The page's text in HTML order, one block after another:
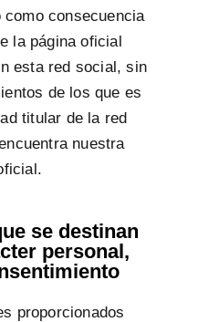
consecuencia
la página oficial
esta red social, sin
de los que es
titular de la red
nuestra
se destinan
personal,
proporcionados